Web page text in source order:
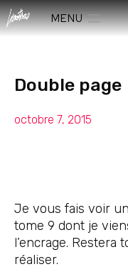
MENU
Double page
octobre 7, 2015
Je vous fais voir
tome 9 dont je
l’encrage. Restera
réaliser.